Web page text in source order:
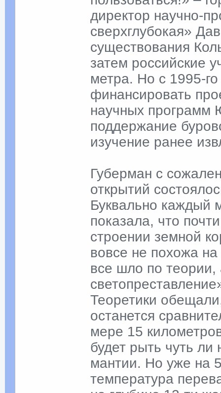
директор научно-
сверхглубокая»
существования
затем российские
метра. Но с 1995-
финансировать
научных программ
поддержание
изучение ранее
Губерман с
открытий
Буквально каждый
показала, что
строении земной
вовсе не похожа
все шло по
Теоретики
останется
мере 15
будет рыть чуть ли
мантии. Но уже на
температура